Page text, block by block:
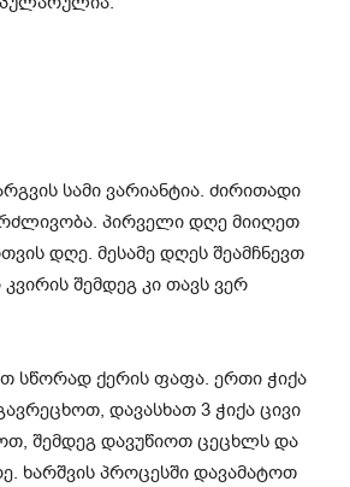
სამი ვარიანტია. ძირითადი
პირველი დღე მიიღეთ
დღე. მესამე დღეს შეამჩნევთ
შემდეგ კი თავს ვერ
სწორად ქერის ფაფა. ერთი ჭიქა
დავასხათ 3 ჭიქა ცივი
შემდეგ დავუწიოთ ცეცხლს და
ხარშვის პროცესში დავამატოთ